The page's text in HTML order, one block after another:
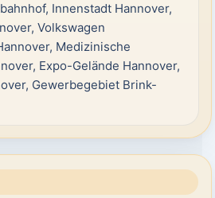
Innenstadt Hannover,
Volkswagen
Medizinische
Expo-Gelände Hannover,
Gewerbegebiet Brink-